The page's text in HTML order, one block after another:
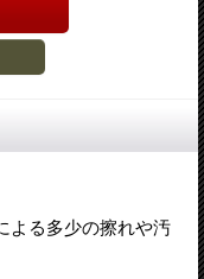
よる多少の擦れや汚